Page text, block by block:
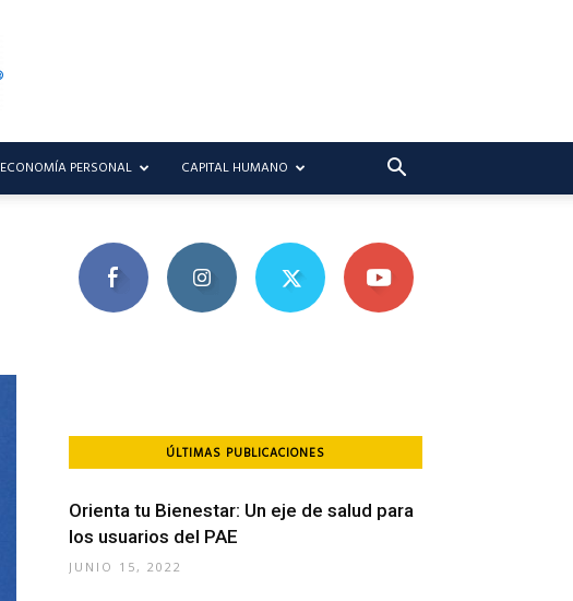
ECONOMÍA PERSONAL CAPITAL HUMANO
ÚLTIMAS PUBLICACIONES
Orienta tu Bienestar: Un eje de salud para
los usuarios del PAE
JUNIO 15, 2022